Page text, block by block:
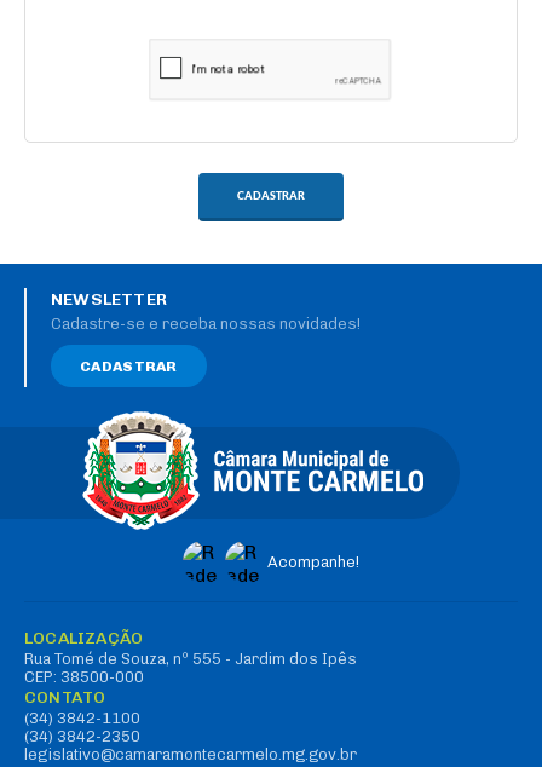
CADASTRAR
Acompanhe!
NEWSLETTER
Cadastre-se e receba nossas novidades!
CADASTRAR
LOCALIZAÇÃO
Rua Tomé de Souza, nº 555 - Jardim dos Ipês
CEP: 38500-000
CONTATO
(34) 3842-1100
(34) 3842-2350
legislativo@camaramontecarmelo.mg.gov.br